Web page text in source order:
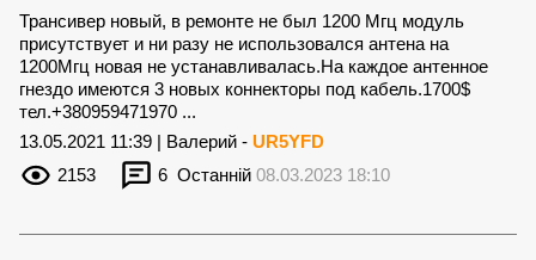
Трансивер новый, в ремонте не был 1200 Мгц модуль
присутствует и ни разу не использовался антена на
1200Мгц новая не устанавливалась.На каждое антенное
гнездо имеются 3 новых коннекторы под кабель.1700$
тел.+380959471970 ...
13.05.2021 11:39 | Валерий - UR5YFD
2153
6 Останній 08.03.2023 18:10